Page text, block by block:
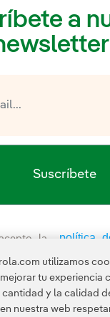
a
Suscríbete
la
política
externo, se
protegida por
y los
utilizamos
tu experiencia
cantidad y la calidad
nuestra web